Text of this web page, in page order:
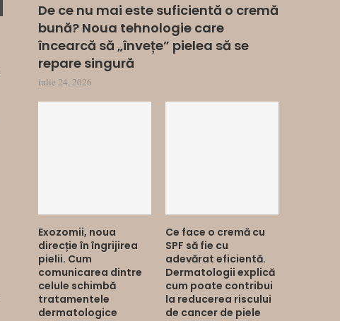
De ce nu mai este suficientă o cremă
bună? Noua tehnologie care
încearcă să „învețe” pielea să se
repare singură
iulie 24, 2026
Exozomii, noua
direcție în îngrijirea
pielii. Cum
comunicarea dintre
celule schimbă
tratamentele
dermatologice
Ce face o cremă cu
SPF să fie cu
adevărat eficientă.
Dermatologii explică
cum poate contribui
la reducerea riscului
de cancer de piele